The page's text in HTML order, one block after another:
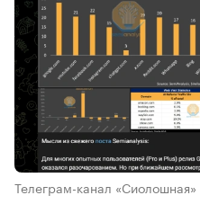
Телеграм-канал «Сиолошная»